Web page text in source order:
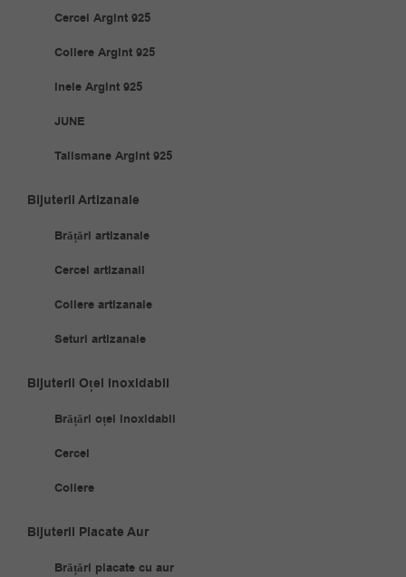
Cercei Argint 925
Coliere Argint 925
Inele Argint 925
JUNE
Talismane Argint 925
Bijuterii Artizanale
Brățări artizanale
Cercei artizanali
Coliere artizanale
Seturi artizanale
Bijuterii Oțel Inoxidabil
Brățări oțel inoxidabil
Cercei
Coliere
Bijuterii Placate Aur
Brățări placate cu aur